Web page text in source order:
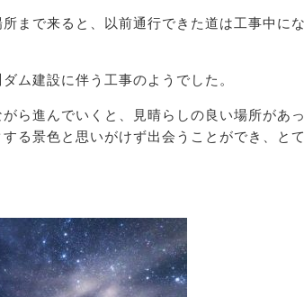
まで来ると、以前通行できた道は工事中に
ム建設に伴う工事のようでした。
ら進んでいくと、見晴らしの良い場所があ
る景色と思いがけず出会うことができ、と